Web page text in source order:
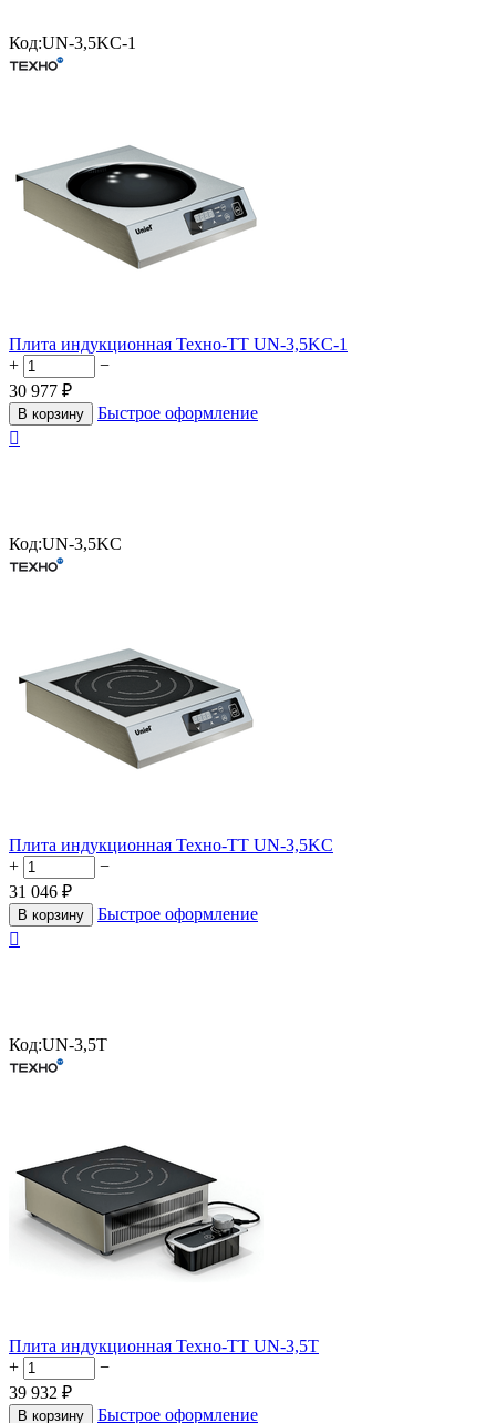
Код:UN-3,5KC-1
Плита индукционная Техно-ТТ UN-3,5KC-1
+
−
30 977 ₽
В корзину
Быстрое оформление

Код:UN-3,5KC
Плита индукционная Техно-ТТ UN-3,5KC
+
−
31 046 ₽
В корзину
Быстрое оформление

Код:UN-3,5T
Плита индукционная Техно-ТТ UN-3,5T
+
−
39 932 ₽
В корзину Быстрое оформление